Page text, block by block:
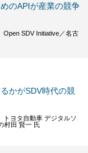
のAPIが産業の競争
Open SDV Initiative／名古
かがSDV時代の競
トヨタ自動車 デジタルソ
村田 賢一 氏